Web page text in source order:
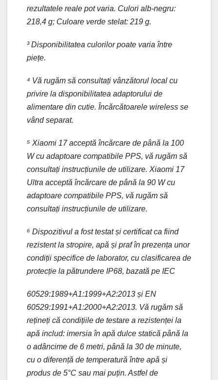
rezultatele reale pot varia. Culori alb-negru:
218,4 g; Culoare verde stelat: 219 g.
³ Disponibilitatea culorilor poate varia între
piețe.
⁴ Vă rugăm să consultați vânzătorul local cu
privire la disponibilitatea adaptorului de
alimentare din cutie. Încărcătoarele wireless se
vând separat.
⁵ Xiaomi 17 acceptă încărcare de până la 100
W cu adaptoare compatibile PPS, vă rugăm să
consultați instrucțiunile de utilizare. Xiaomi 17
Ultra acceptă încărcare de până la 90 W cu
adaptoare compatibile PPS, vă rugăm să
consultați instrucțiunile de utilizare.
⁶ Dispozitivul a fost testat și certificat ca fiind
rezistent la stropire, apă și praf în prezența unor
condiții specifice de laborator, cu clasificarea de
protecție la pătrundere IP68, bazată pe IEC
60529:1989+A1:1999+A2:2013 și EN
60529:1991+A1:2000+A2:2013. Vă rugăm să
rețineți că condițiile de testare a rezistenței la
apă includ: imersia în apă dulce statică până la
o adâncime de 6 metri, până la 30 de minute,
cu o diferență de temperatură între apă și
produs de 5°C sau mai puțin. Astfel de